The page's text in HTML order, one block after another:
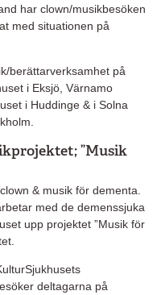
har clown/musikbesöken
med situationen på
berättarverksamhet på
i Eksjö, Värnamo
i Huddinge & i Solna
”Musik
& musik för dementa.
med de demenssjuka
upp projektet ”Musik för
deltagarna på